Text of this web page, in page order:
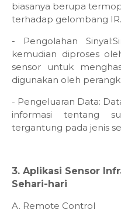
biasanya berupa
terhadap gelombang IR.
- Pengolahan
kemudian diproses
sensor untuk
digunakan oleh
- Pengeluaran Data:
informasi tentang
tergantung pada jenis
3. Aplikasi Sensor
Sehari-hari
A. Remote Control